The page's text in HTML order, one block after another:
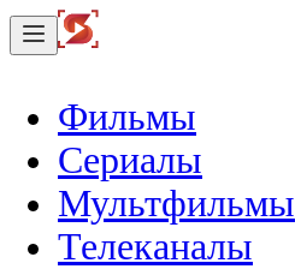
Фильмы
Сериалы
Мультфильмы
Телеканалы